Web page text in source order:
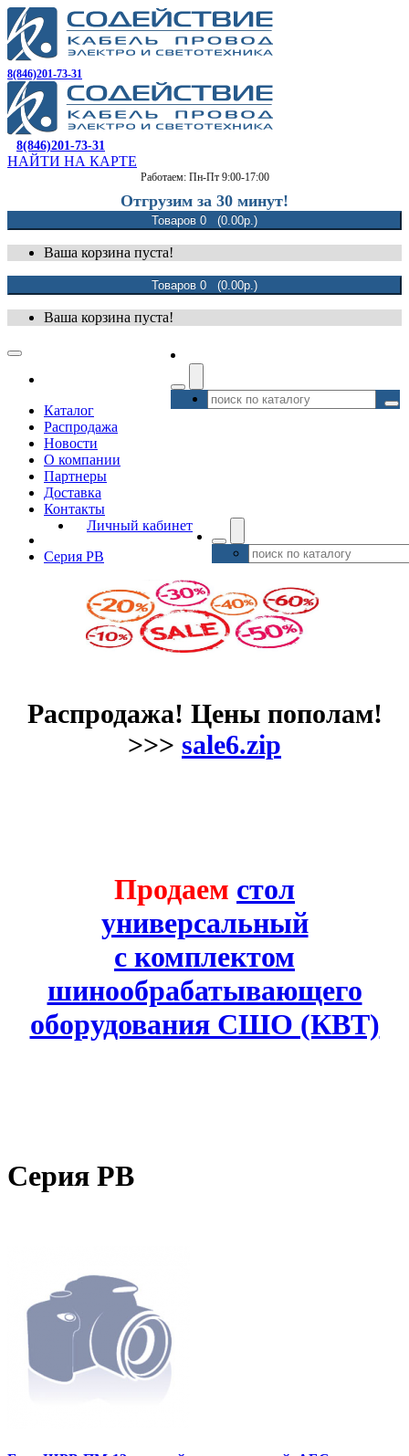
8(846)201-73-31
8(846)201-73-31
НАЙТИ НА КАРТЕ
Работаем: Пн-Пт 9:00-17:00
Отгрузим за 30 минут!
Товаров 0 (0.00р.)
Ваша корзина пуста!
Товаров 0 (0.00р.)
Ваша корзина пуста!
Каталог
Распродажа
Новости
О компании
Партнеры
Доставка
Контакты
Личный кабинет
Серия РВ
Распродажа! Цены пополам!
>>> sale6.zip
Продаем стол
универсальный
с комплектом
шинообрабатывающего
оборудования СШО (КВТ)
Серия РВ